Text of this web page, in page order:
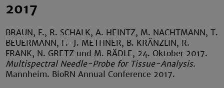
2017
BRAUN, F., R. SCHALK, A. HEINTZ, M. NACHTMANN, T.
BEUERMANN, F.-J. METHNER, B. KRÄNZLIN, R.
FRANK, N. GRETZ und M. RÄDLE, 24. Oktober 2017.
Multispectral Needle-Probe for Tissue-Analysis.
Mannheim. BioRN Annual Conference 2017.